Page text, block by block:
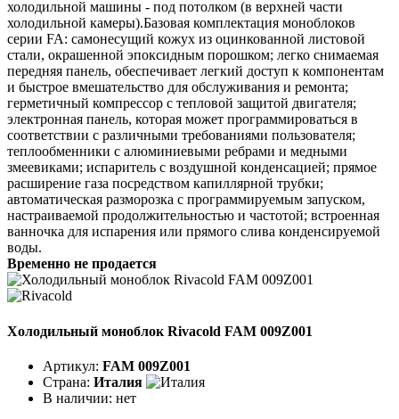
холодильной машины - под потолком (в верхней части
холодильной камеры).Базовая комплектация моноблоков
серии FA: самонесущий кожух из оцинкованной листовой
стали, окрашенной эпоксидным порошком; легко снимаемая
передняя панель, обеспечивает легкий доступ к компонентам
и быстрое вмешательство для обслуживания и ремонта;
герметичный компрессор с тепловой защитой двигателя;
электронная панель, которая может программироваться в
соответствии с различными требованиями пользователя;
теплообменники с алюминиевыми ребрами и медными
змеевиками; испаритель с воздушной конденсацией; прямое
расширение газа посредством капиллярной трубки;
автоматическая разморозка с программируемым запуском,
настраиваемой продолжительностью и частотой; встроенная
ванночка для испарения или прямого слива конденсируемой
воды.
Временно не продается
Холодильный моноблок Rivacold FAM 009Z001
Артикул: FAM 009Z001
Страна: Италия
В наличии: нет